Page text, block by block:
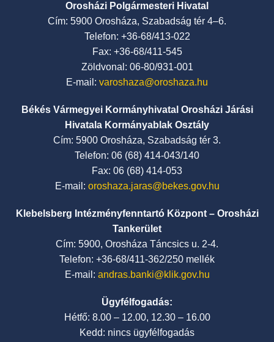
Orosházi Polgármesteri Hivatal
Cím: 5900 Orosháza, Szabadság tér 4–6.
Telefon: +36-68/413-022
Fax: +36-68/411-545
Zöldvonal: 06-80/931-001
E-mail: varoshaza@oroshaza.hu
Békés Vármegyei Kormányhivatal Orosházi Járási
Hivatala Kormányablak Osztály
Cím: 5900 Orosháza, Szabadság tér 3.
Telefon: 06 (68) 414-043/140
Fax: 06 (68) 414-053
E-mail: oroshaza.jaras@bekes.gov.hu
Klebelsberg Intézményfenntartó Központ – Orosházi
Tankerület
Cím: 5900, Orosháza Táncsics u. 2-4.
Telefon: +36-68/411-362/250 mellék
E-mail: andras.banki@klik.gov.hu
Ügyfélfogadás:
Hétfő: 8.00 – 12.00, 12.30 – 16.00
Kedd: nincs ügyfélfogadás